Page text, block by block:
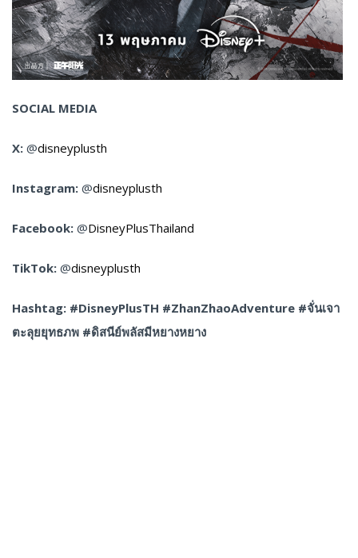
SOCIAL MEDIA
X: @disneyplusth
Instagram: @disneyplusth
Facebook: @DisneyPlusThailand
TikTok: @disneyplusth
Hashtag: #DisneyPlusTH #ZhanZhaoAdventure #จั่นเจา
ตะลุยยุทธภพ #ดิสนีย์พลัสมีหยางหยาง